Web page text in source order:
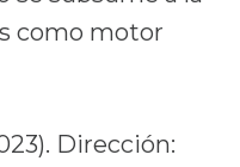
como motor
Dirección: